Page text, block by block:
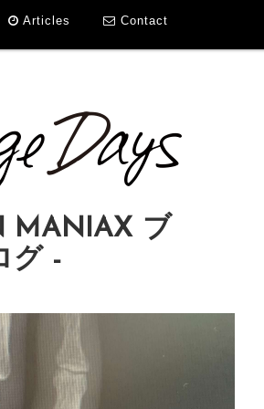
Articles Contact
MANIAX ブ
グ -